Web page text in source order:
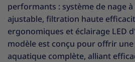
performants : système de nage
ajustable, filtration haute
ergonomiques et éclairage LED
modèle est conçu pour offrir
aquatique complète, alliant